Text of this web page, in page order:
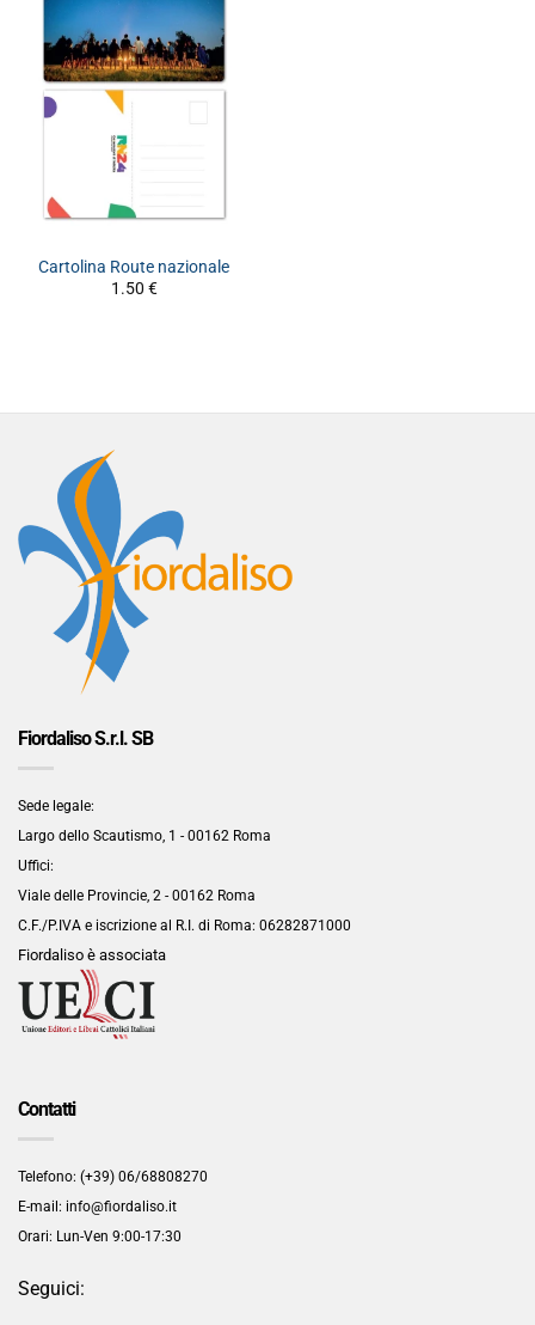
Cartolina Route nazionale
1.50 €
Fiordaliso S.r.l. SB
Sede legale:
Largo dello Scautismo, 1 - 00162 Roma
Uffici:
Viale delle Provincie, 2 - 00162 Roma
C.F./P.IVA e iscrizione al R.I. di Roma: 06282871000
Fiordaliso è associata
Contatti
Telefono: (+39) 06/68808270
E-mail: info@fiordaliso.it
Orari: Lun-Ven 9:00-17:30
Seguici: